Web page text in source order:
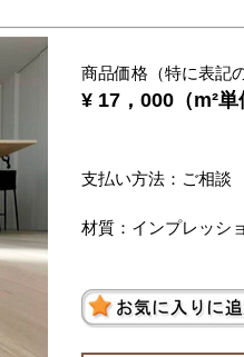
商品価格（特に表記
¥ 17，000（m²単
支払い方法：ご相談
材質：インプレッシ